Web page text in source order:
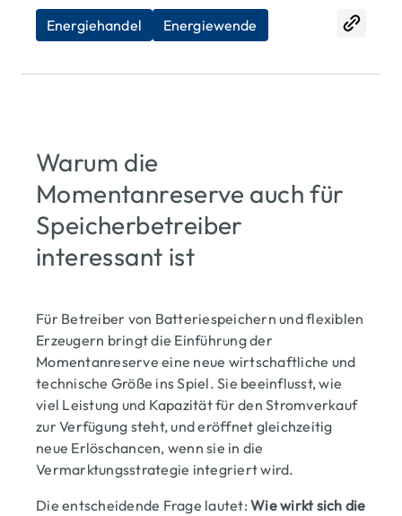
Energiehandel Energiewende
Warum die
Momentanreserve auch für
Speicherbetreiber
interessant ist
Für Betreiber von Batteriespeichern und flexiblen
Erzeugern bringt die Einführung der
Momentanreserve eine neue wirtschaftliche und
technische Größe ins Spiel. Sie beeinflusst, wie
viel Leistung und Kapazität für den Stromverkauf
zur Verfügung steht, und eröffnet gleichzeitig
neue Erlöschancen, wenn sie in die
Vermarktungsstrategie integriert wird.
Die entscheidende Frage lautet: Wie wirkt sich die